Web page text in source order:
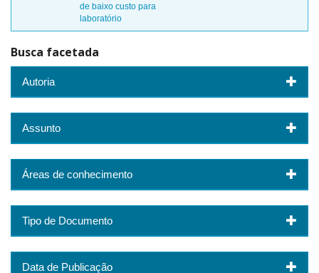
de baixo custo para
laboratório
Busca facetada
Autoria
Assunto
Áreas de conhecimento
Tipo de Documento
Data de Publicação